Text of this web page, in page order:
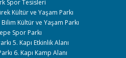
Spor Tesisleri
Kültür ve Yaşam Parkı
Kültür ve Yaşam Parkı
Spor Parkı
5. Kapı Etkinlik Alanı
6. Kapı Kamp Alanı